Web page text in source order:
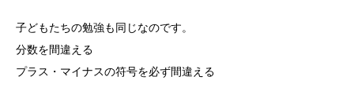
子どもたちの勉強も同じなのです。
分数を間違える
プラス・マイナスの符号を必ず間違える